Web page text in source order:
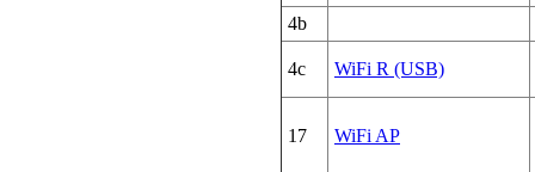
4b
4c WiFi R (USB)
17 WiFi AP